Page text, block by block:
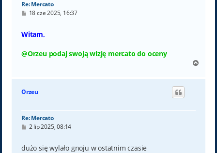
Re: Mercato
P
t
18 cze 2025, 16:37
Witam,
@Orzeu podaj swoją wizję mercato do oceny
g
Orzeu
Re: Mercato
P
t
2 lip 2025, 08:14
dużo się wylało gnoju w ostatnim czasie